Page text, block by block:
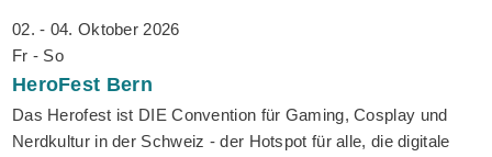
02. - 04. Oktober 2026
Fr - So
HeroFest Bern
Das Herofest ist DIE Convention für Gaming, Cosplay und
Nerdkultur in der Schweiz - der Hotspot für alle, die digitale